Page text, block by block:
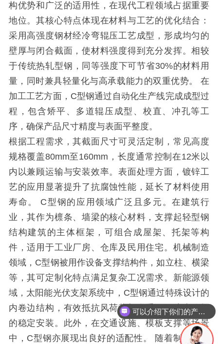
构优势和广泛的适用性，在现代工程领域占据重要
地位。其核心特点体现在材料与工艺的优化结合：
采用高强度钢材经冷弯辊压工艺成型，形成均匀的
壁厚与闭合截面，使材料强度得到充分发挥。相较
于传统热轧型钢，同等强度下可节省30%的材料用
量，同时兼具轻量化与高承载能力的双重优势。 在
加工工艺方面，C型钢通过自动化生产线完成成型过
程，包含矫平、多道辊压成型、校直、冲孔等工
序，确保产品尺寸精度与表面平整度。
根据工程需求，其截面尺寸可灵活定制，常见高度
规格覆盖80mm至160mm，长度通常控制在12米以
内以兼顾运输与安装效率。表面处理方面，镀锌工
艺的应用显著提升了抗腐蚀性能，延长了材料使用
寿命。 C型钢的应用领域广泛且多元。在建筑行
业，其作为檩条、墙梁的核心材料，支撑起轻型钢
结构建筑的主体框架，可组合成屋架、托架等构
件，适用于工业厂房、仓库及民用住宅。机械制造
领域，C型钢被用作设备支撑结构件，如立柱、横梁
等，其可定制化特点满足复杂工况需求。新能源领
域，太阳能光伏支架系统中，C型钢通过特殊设计的
内卷边结构，有效抵抗风荷载与自重，保障光伏板
的稳定安装。此外，在交通设施、模板支撑等场景
中，C型钢亦展现出良好的适配性。 随着制造技术
可以介绍下你们的产品么